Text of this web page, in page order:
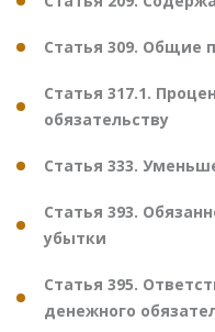
Статья 309. Общие
Статья 317.1.
обязательству
Статья 333.
Статья 393.
убытки
Статья 395.
денежного